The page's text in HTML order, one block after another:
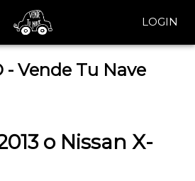
LOGIN
- Vende Tu Nave
o Nissan X-